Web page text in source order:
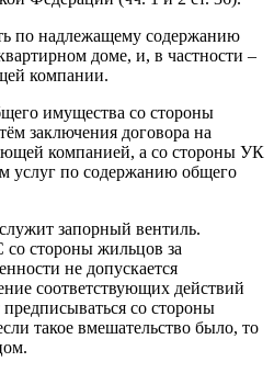
по надлежащему содержанию
доме, и, в частности –
компании.
имущества со стороны
заключения договора на
компанией, а со стороны УК
услуг по содержанию общего
запорный вентиль.
стороны жильцов за
не допускается
соответствующих действий
со стороны
такое вмешательство было, то